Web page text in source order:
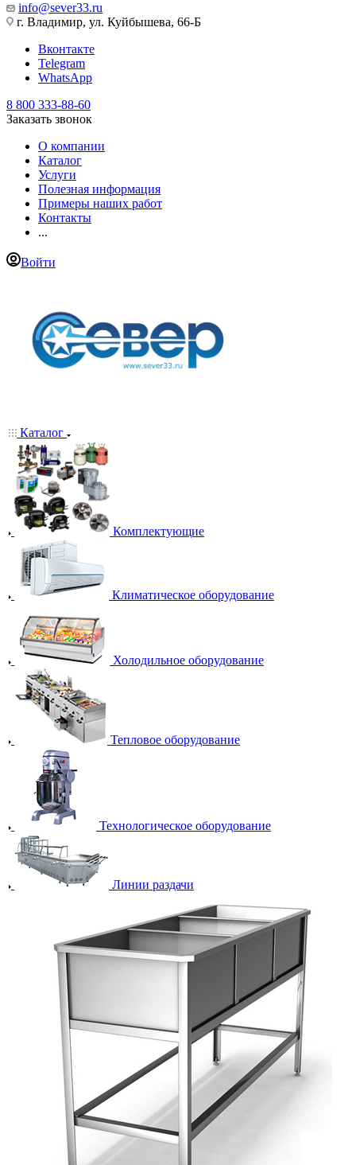
info@sever33.ru
г. Владимир, ул. Куйбышева, 66-Б
Вконтакте
Telegram
WhatsApp
8 800 333-88-60
Заказать звонок
О компании
Каталог
Услуги
Полезная информация
Примеры наших работ
Контакты
...
Войти
Каталог
Комплектующие
Климатическое оборудование
Холодильное оборудование
Тепловое оборудование
Технологическое оборудование
Линии раздачи